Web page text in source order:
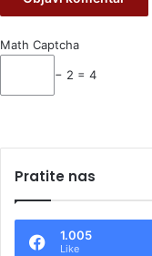
Math Captcha
− 2 = 4
Pratite nas
1.005
Like